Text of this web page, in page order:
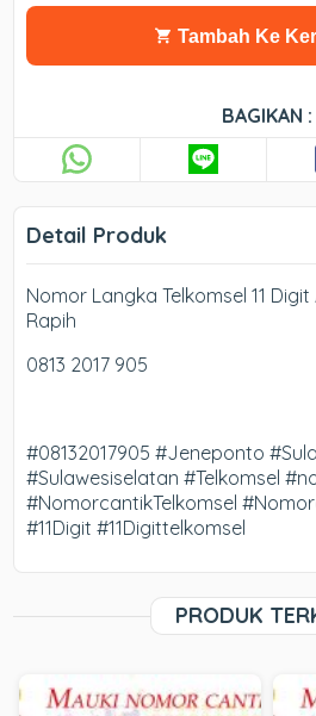
Tambah Ke
BAGIKAN :
Detail Produk
Nomor Langka Telkomsel 11
Rapih
0813 2017 905
#08132017905 #Jeneponto
#Sulawesiselatan #Telkomsel
#NomorcantikTelkomsel
#11Digit #11Digittelkomsel
PRODUK